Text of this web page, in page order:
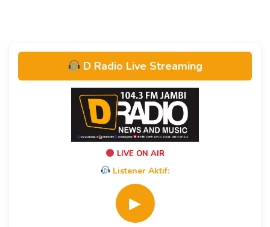
D Radio Live Streaming
LIVE ON AIR
Listener Aktif:
▶